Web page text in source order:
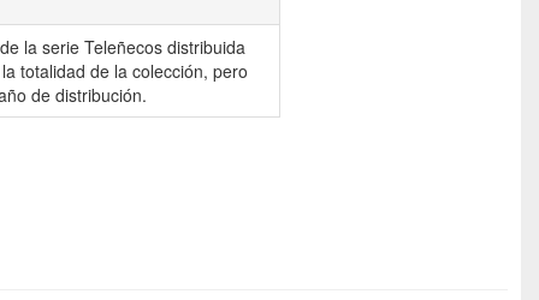
la serie Teleñecos distribuida
totalidad de la colección, pero
de distribución.